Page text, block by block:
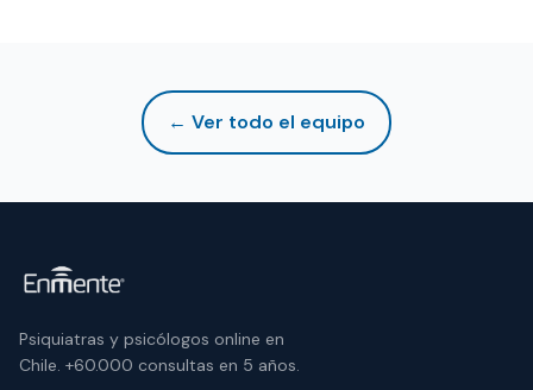
← Ver todo el equipo
Psiquiatras y psicólogos online en
Chile. +60.000 consultas en 5 años.